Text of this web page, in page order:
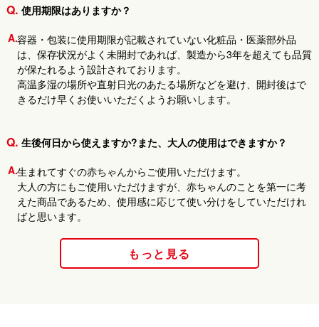
使用期限はありますか？
容器・包装に使用期限が記載されていない化粧品・医薬部外品
は、保存状況がよく未開封であれば、製造から3年を超えても品質
が保たれるよう設計されております。
高温多湿の場所や直射日光のあたる場所などを避け、開封後はで
きるだけ早くお使いいただくようお願いします。
生後何日から使えますか?また、大人の使用はできますか？
生まれてすぐの赤ちゃんからご使用いただけます。
大人の方にもご使用いただけますが、赤ちゃんのことを第一に考
えた商品であるため、使用感に応じて使い分けをしていただけれ
ばと思います。
もっと見る